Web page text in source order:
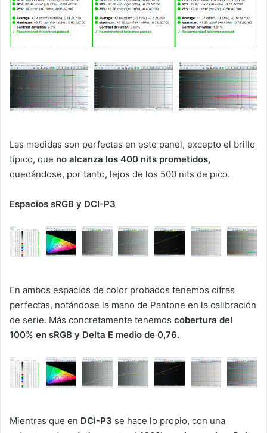
Las medidas son perfectas en este panel, excepto el brillo
típico, que no alcanza los 400 nits prometidos,
quedándose, por tanto, lejos de los 500 nits de pico.
Espacios sRGB y DCI-P3
En ambos espacios de color probados tenemos cifras
perfectas, notándose la mano de Pantone en la calibración
de serie. Más concretamente tenemos cobertura del
100% en sRGB y Delta E medio de 0,76.
Mientras que en DCI-P3 se hace lo propio, con una